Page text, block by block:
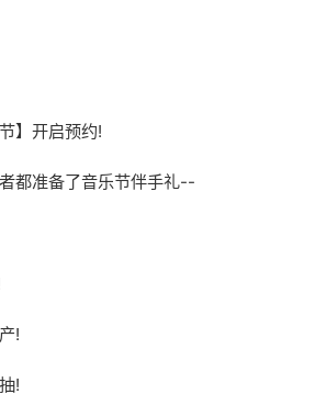
】开启预约!
都准备了音乐节伴手礼--
!
!